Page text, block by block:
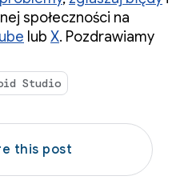
społeczności na
lub X. Pozdrawiamy
Studio
this post